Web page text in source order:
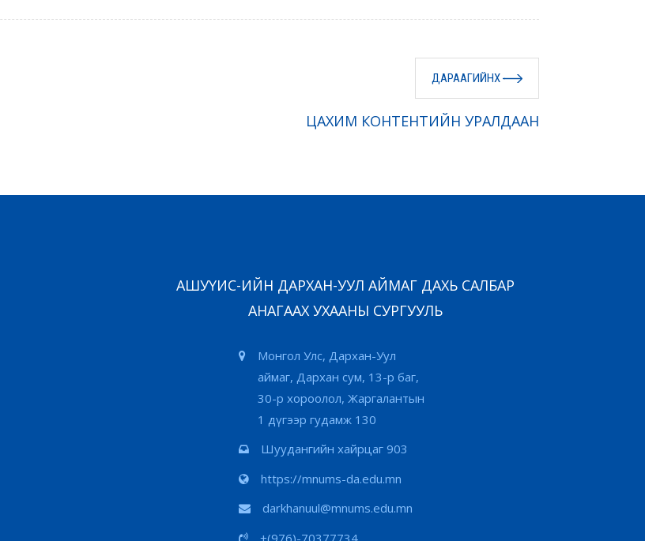
ДАРААГИЙНХ
ЦАХИМ КОНТЕНТИЙН УРАЛДААН
АШУҮИС-ИЙН ДАРХАН-УУЛ АЙМАГ ДАХЬ САЛБАР
АНАГААХ УХААНЫ СУРГУУЛЬ
Монгол Улс, Дархан-Уул
аймаг, Дархан сум, 13-р баг,
30-р хороолол, Жаргалантын
1 дүгээр гудамж 130
Шуудангийн хайрцаг 903
https://mnums-da.edu.mn
darkhanuul@mnums.edu.mn
+(976)-70377734